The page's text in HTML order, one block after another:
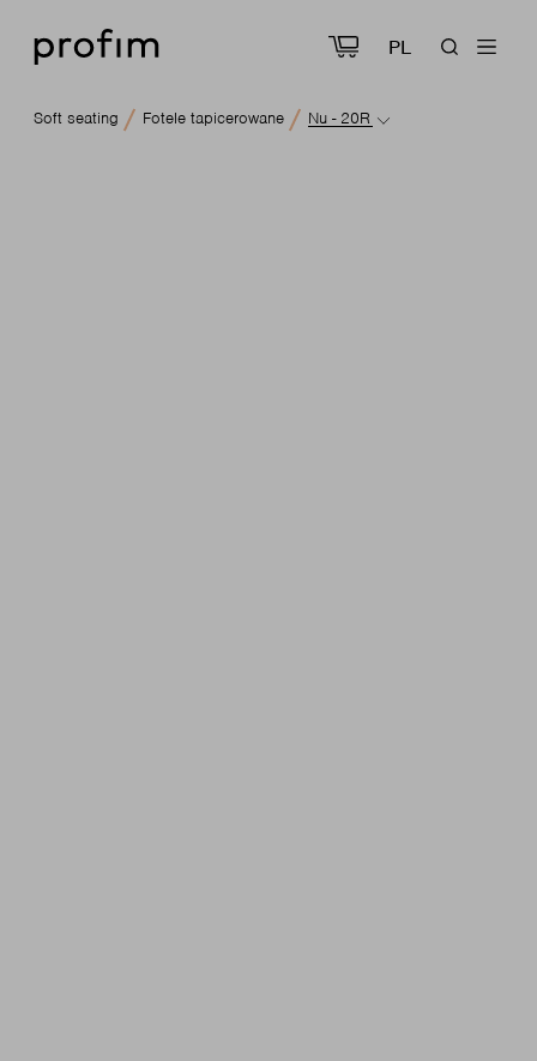
PL
Soft seating Fotele tapicerowane Nu - 20R